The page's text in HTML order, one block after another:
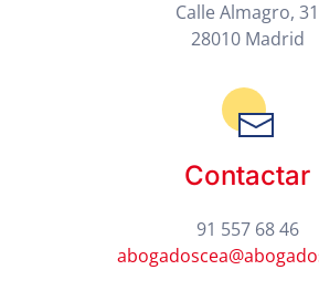
Calle Almagro, 31
28010 Madrid
Contactar
91 557 68 46